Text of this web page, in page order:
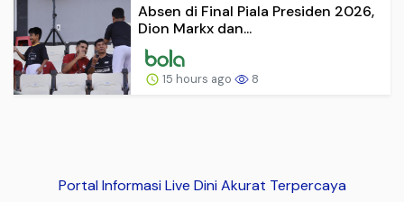
Absen di Final Piala Presiden 2026,
Dion Markx dan...
15 hours ago 8
Portal Informasi Live Dini Akurat Terpercaya